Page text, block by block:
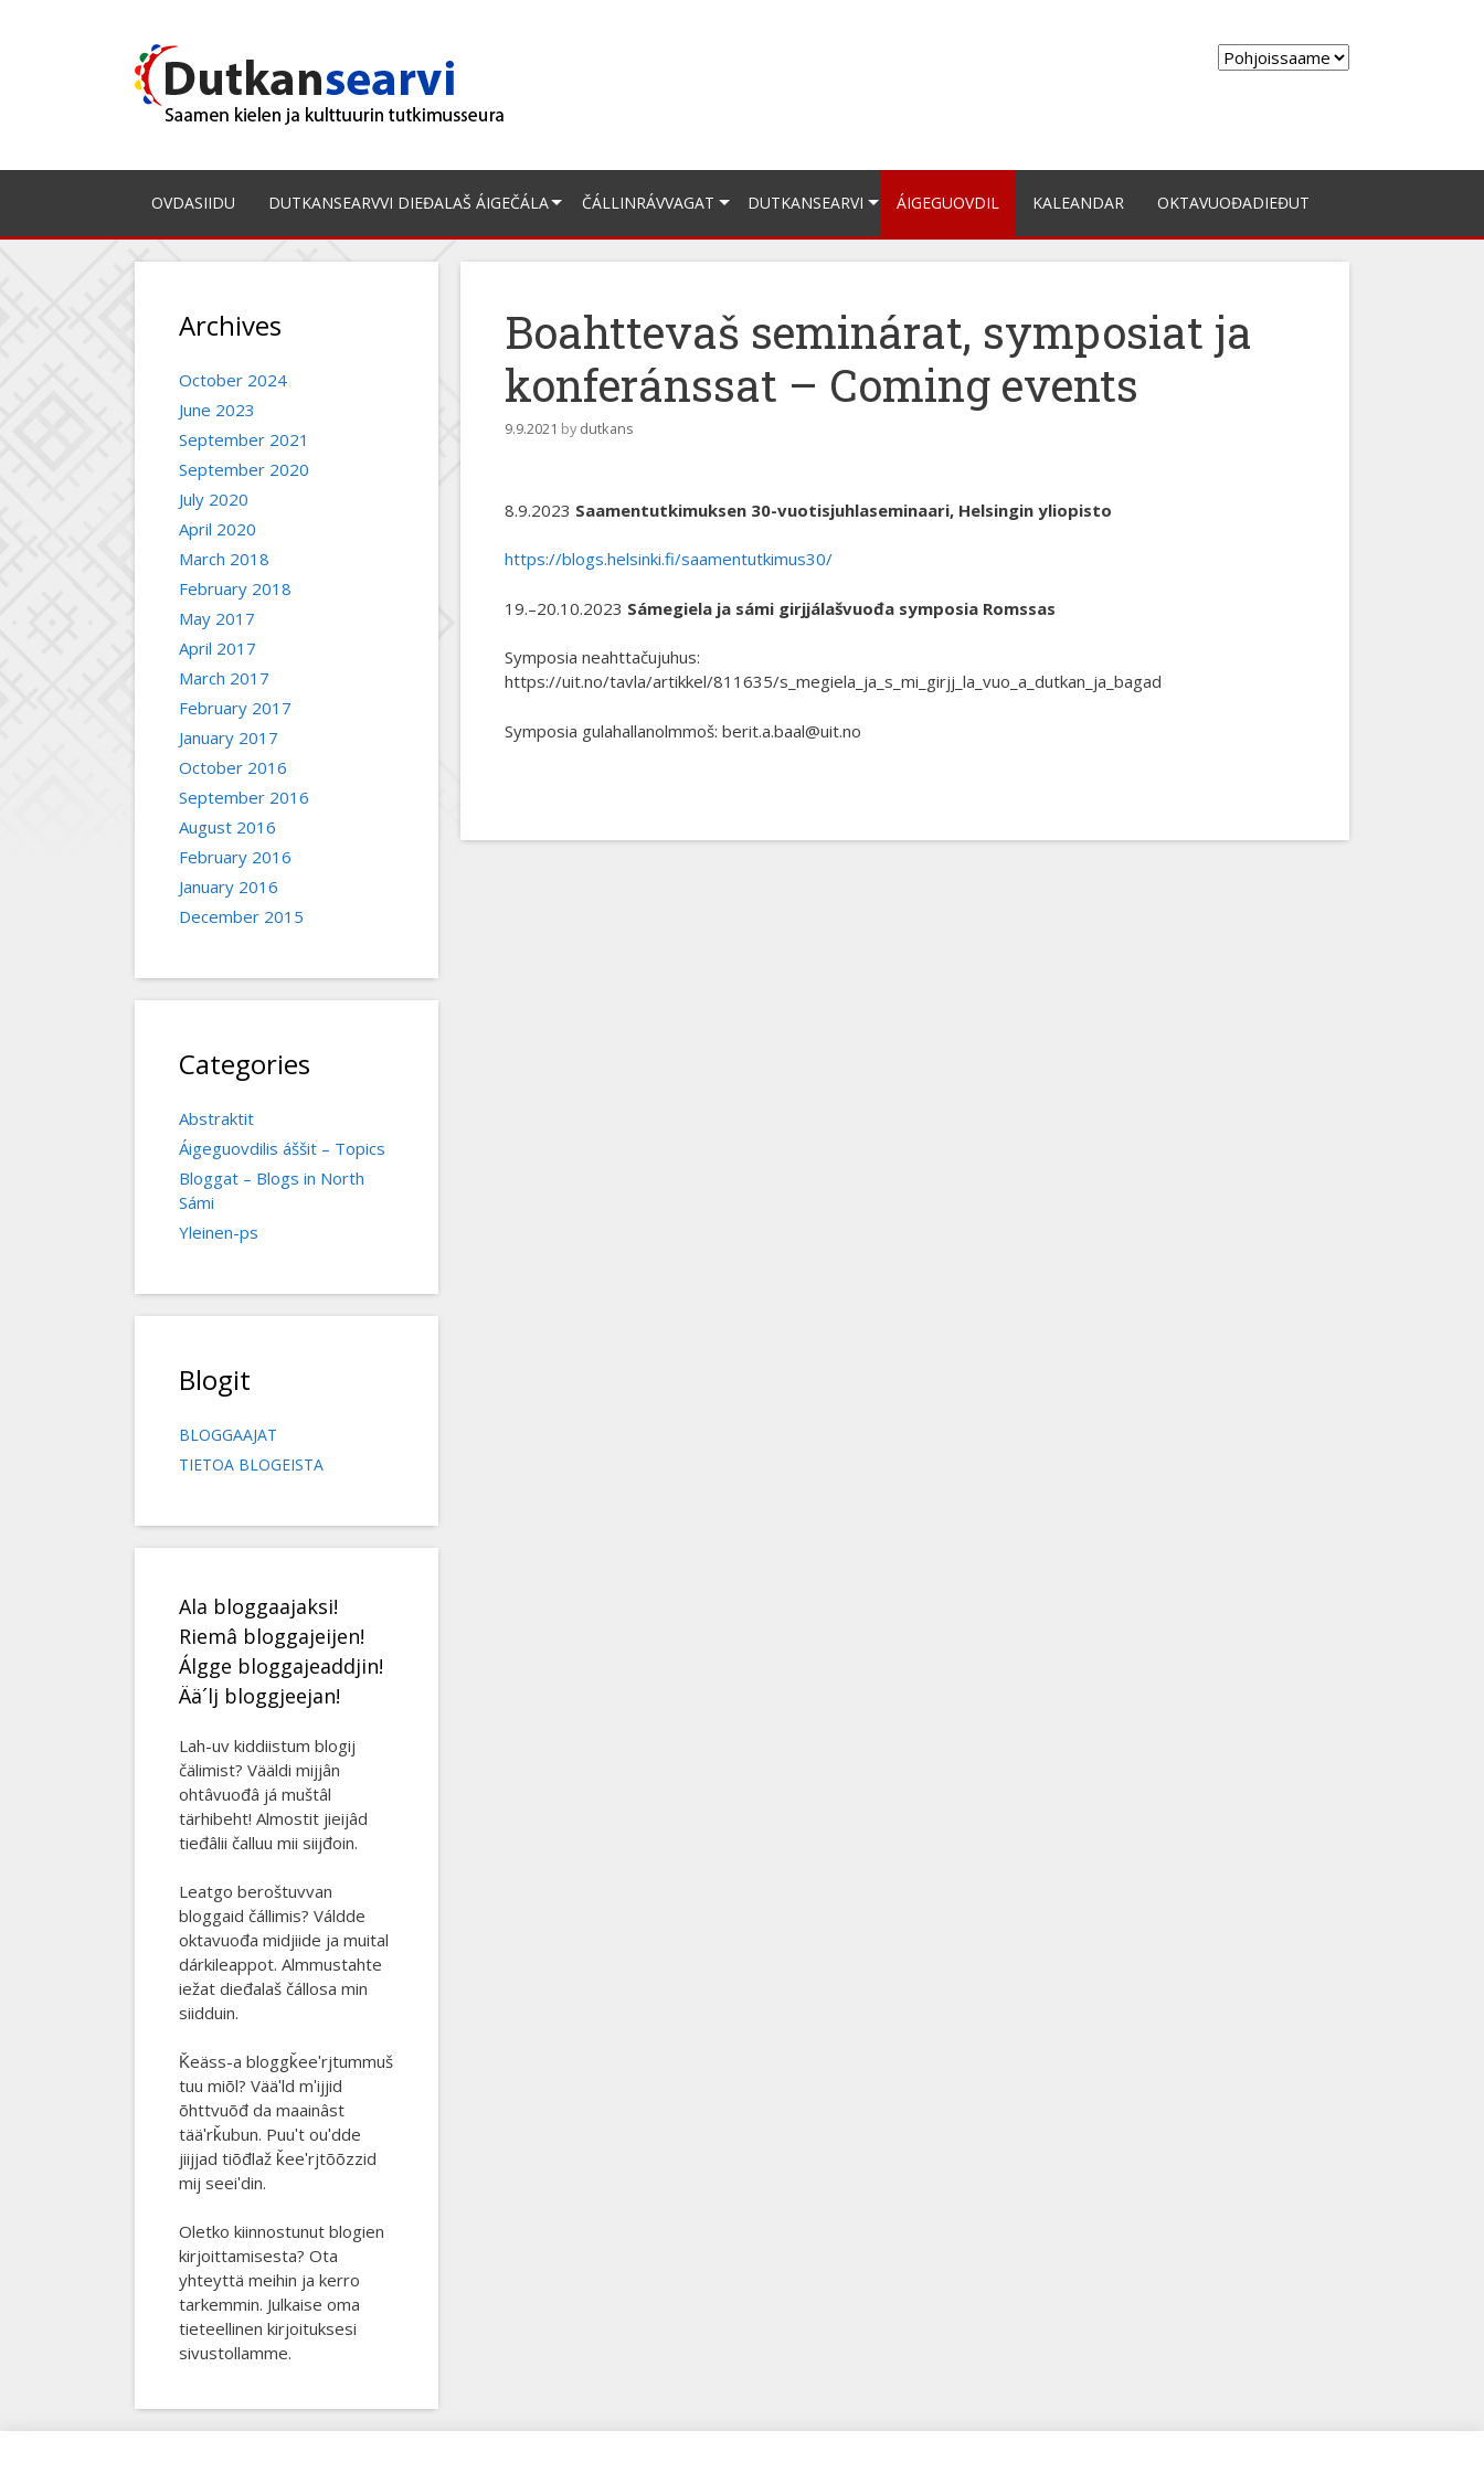
Choose
OVDASIIDU DUTKANSEARVVI DIEĐALAŠ ÁIGEČÁLA ČÁLLINRÁVVAGAT DUTKANSEARVI ÁIGEGUOVDIL KALEANDAR OKTAVUOĐADIEĐUT
Boahttevaš seminárat, symposiat ja
konferánssat – Coming events
9.9.2021 bydutkans
8.9.2023 Saamentutkimuksen 30-vuotisjuhlaseminaari, Helsingin yliopisto
https://blogs.helsinki.fi/saamentutkimus30/
19.–20.10.2023 Sámegiela ja sámi girjjálašvuođa symposia Romssas
Symposia neahttačujuhus:
https://uit.no/tavla/artikkel/811635/s_megiela_ja_s_mi_girjj_la_vuo_a_dutkan_ja_bagad
Symposia gulahallanolmmoš: berit.a.baal@uit.no
Archives
October 2024
June 2023
September 2021
September 2020
July 2020
April 2020
March 2018
February 2018
May 2017
April 2017
March 2017
February 2017
January 2017
October 2016
September 2016
August 2016
February 2016
January 2016
December 2015
Categories
Abstraktit
Áigeguovdilis áššit – Topics
Bloggat – Blogs in North
Sámi
Yleinen-ps
Blogit
BLOGGAAJAT
TIETOA BLOGEISTA
Ala bloggaajaksi!
Riemâ bloggajeijen!
Álgge bloggajeaddjin!
Ää´lj bloggjeejan!
Lah-uv kiddiistum blogij
čälimist? Vääldi mijjân
ohtâvuođâ já muštâl
tärhibeht! Almostit jieijâd
tieđâlii čalluu mii siijđoin.
Leatgo beroštuvvan
bloggaid čállimis? Váldde
oktavuođa midjiide ja muital
dárkileappot. Almmustahte
iežat dieđalaš čállosa min
siidduin.
Ǩeäss-a bloggǩeeʹrjtummuš
tuu miõl? Vääʹld mʹijjid
õhttvuõđ da maainâst
tääʹrǩubun. Puuʹt ouʹdde
jiijjad tiõđlaž ǩeeʹrjtõõzzid
mij seeiʹdin.
Oletko kiinnostunut blogien
kirjoittamisesta? Ota
yhteyttä meihin ja kerro
tarkemmin. Julkaise oma
tieteellinen kirjoituksesi
sivustollamme.